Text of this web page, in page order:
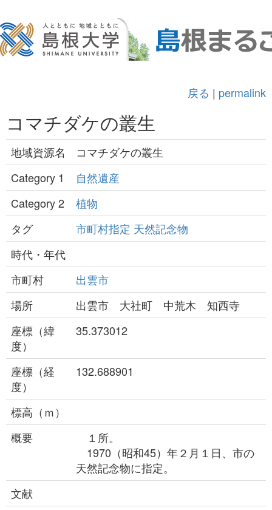
戻る | permalink
コマチダケの叢生
地域資源名
コマチダケの叢生
Category 1
自然遺産
Category 2
植物
タグ
市町村指定 天然記念物
時代・年代
市町村
出雲市
場所
出雲市 大社町 中荒木 知西寺
座標（緯
度）
35.373012
座標（経
度）
132.688901
標高（ｍ）
概要
１所。
1970（昭和45）年２月１日、市の
天然記念物に指定。
文献